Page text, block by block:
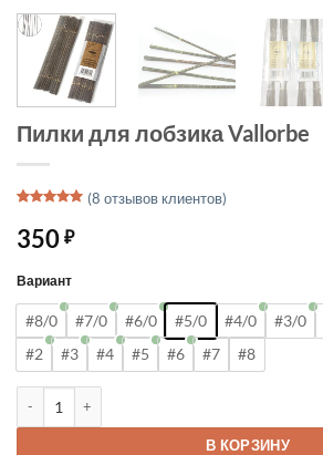
Пилки для лобзика Vallorbe
из 5 на
основе
(8 отзывов клиентов)
350 ₽
Вариант
#8/0 #7/0 #6/0 #5/0 #4/0 #3/0
#2
#3 #4 #5 #6 #7 #8
В КОРЗИНУ